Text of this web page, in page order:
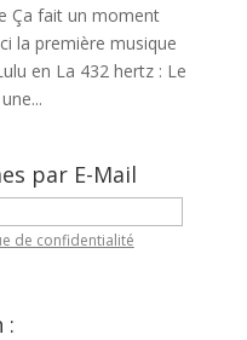
Ça fait un moment
la première musique
en La 432 hertz : Le
par E-Mail
de confidentialité
: